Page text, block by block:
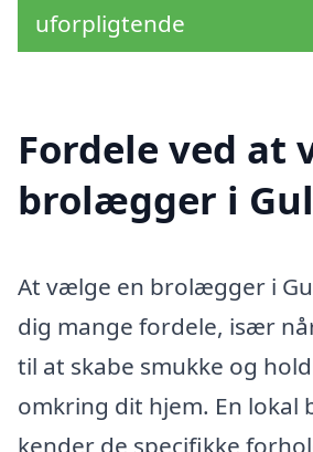
uforpligtende
Fordele ved at
brolægger i
At vælge en brolægger i
dig mange fordele, især
til at skabe smukke og
omkring dit hjem. En
kender de specifikke